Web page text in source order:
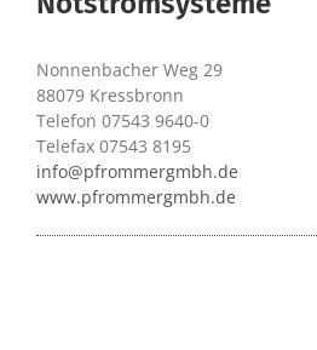
Nonnenbacher Weg 29
88079 Kressbronn
Telefon 07543 9640-0
Telefax 07543 8195
info@pfrommergmbh.de
www.pfrommergmbh.de